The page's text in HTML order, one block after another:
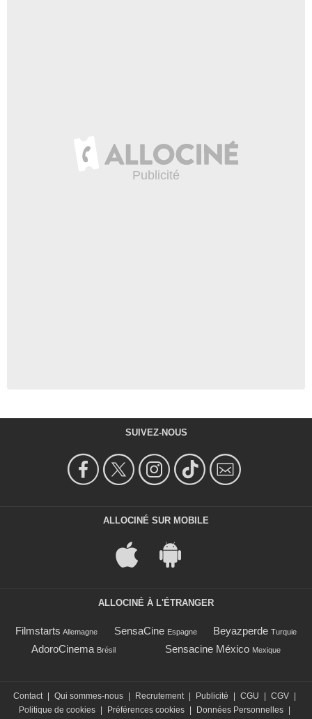
SUIVEZ-NOUS
ALLOCINÉ SUR MOBILE
ALLOCINÉ À L'ÉTRANGER
Filmstarts Allemagne SensaCine Espagne Beyazperde Turquie
AdoroCinema Brésil Sensacine México Mexique
Contact Qui sommes-nous Recrutement Publicité CGU CGV
Politique de cookies
Préférences cookies Données Personnelles